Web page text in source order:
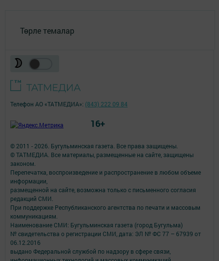
Төрле темалар
© 2011 - 2026. Бугульминская газета. Все права защищены.
© ТАТМЕДИА. Все материалы, размещенные на сайте, защищены
законом.
Перепечатка, воспроизведение и распространение в любом объеме
информации,
размещенной на сайте, возможна только с письменного согласия
редакций СМИ.
При поддержке Республиканского агентства по печати и массовым
коммуникациям.
Наименование СМИ: Бугульминская газета (город Бугульма)
№ свидетельства о регистрации СМИ, дата: ЭЛ № ФС 77 – 67939 от
06.12.2016
выдано Федеральной службой по надзору в сфере связи,
Телефон АО «ТАТМЕДИА»: (843) 222 09 84
16+